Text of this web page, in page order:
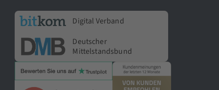
Digital Verband
Deutscher
Mittelstandsbund